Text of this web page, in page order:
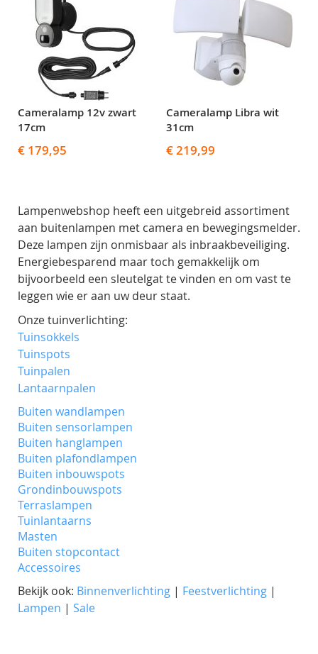
Cameralamp 12v zwart
17cm
€ 179,95
Cameralamp Libra wit
31cm
€ 219,99
Lampenwebshop heeft een uitgebreid assortiment
aan buitenlampen met camera en bewegingsmelder.
Deze lampen zijn onmisbaar als inbraakbeveiliging.
Energiebesparend maar toch gemakkelijk om
bijvoorbeeld een sleutelgat te vinden en om vast te
leggen wie er aan uw deur staat.
Onze tuinverlichting:
Tuinsokkels
Tuinspots
Tuinpalen
Lantaarnpalen
Buiten wandlampen
Buiten sensorlampen
Buiten hanglampen
Buiten plafondlampen
Buiten inbouwspots
Grondinbouwspots
Terraslampen
Tuinlantaarns
Masten
Buiten stopcontact
Accessoires
Bekijk ook: Binnenverlichting | Feestverlichting |
Lampen | Sale